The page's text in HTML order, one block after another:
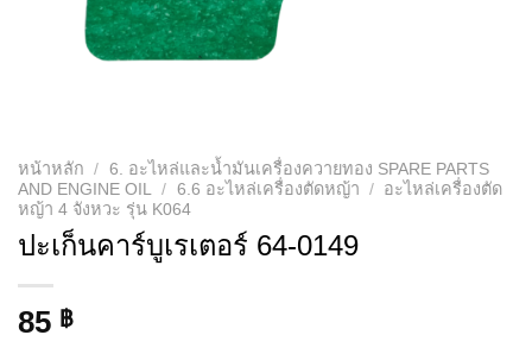
หน้าหลัก / 6. อะไหล่และน้ำมันเครื่องควายทอง SPARE PARTS
AND ENGINE OIL
/ 6.6 อะไหล่เครื่องตัดหญ้า / อะไหล่เครื่องตัด
หญ้า 4 จังหวะ รุ่น K064
ปะเก็นคาร์บูเรเตอร์ 64-0149
85 ฿